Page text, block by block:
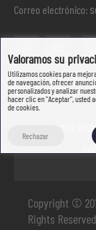
Correo electrónico:
siempre
Copyright ©
Rights Reserved
Valoramos su
Utilizamos cookies para
de navegación, ofrecer
personalizados y analizar
hacer clic en "Aceptar", usted
de cookies.
Rechazar